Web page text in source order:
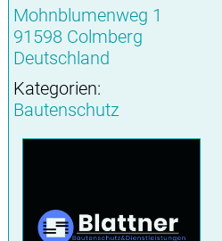
Mohnblumenweg 1
91598 Colmberg
Deutschland
Kategorien:
Bautenschutz